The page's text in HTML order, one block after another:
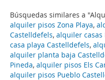
Búsquedas similares a
alquiler pisos Zona Playa,
Castelldefels, alquiler casas
casa playa Castelldefels,
alquiler planta baja
Pineda, alquiler pisos Els
alquiler pisos Pueblo